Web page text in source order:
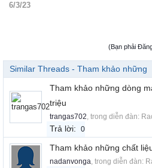
6/3/23
(Bạn phải
Similar Threads - Tham khảo những
Tham khảo những dòng
triệu
trangas702, trong diễn đàn:
Trả lời: 0
Tham khảo những chất
nadanvonga, trong diễn đàn: